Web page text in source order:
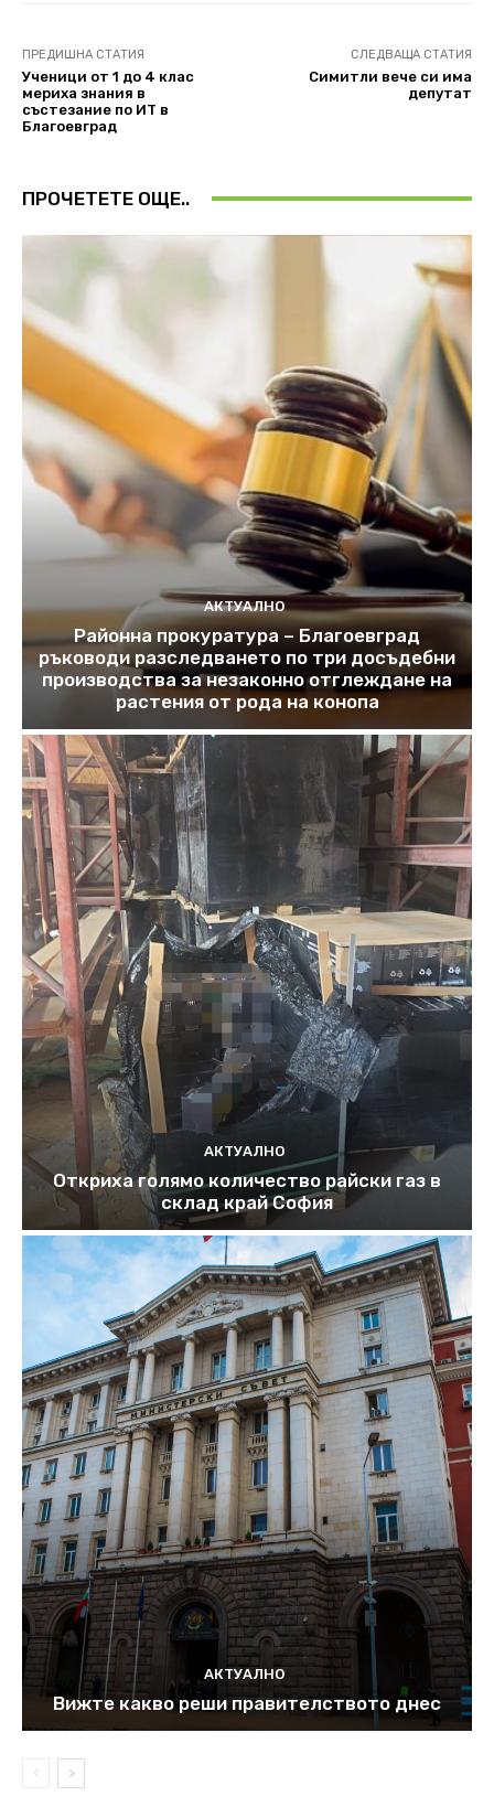
ПРЕДИШНА СТАТИЯ
Ученици от 1 до 4 клас
мериха знания в
състезание по ИТ в
Благоевград
СЛЕДВАЩА СТАТИЯ
Симитли вече си има
депутат
ПРОЧЕТЕТЕ ОЩЕ..
АКТУАЛНО
Районна прокуратура – Благоевград
ръководи разследването по три досъдебни
производства за незаконно отглеждане на
растения от рода на конопа
АКТУАЛНО
Откриха голямо количество райски газ в
склад край София
АКТУАЛНО
Вижте какво реши правителството днес